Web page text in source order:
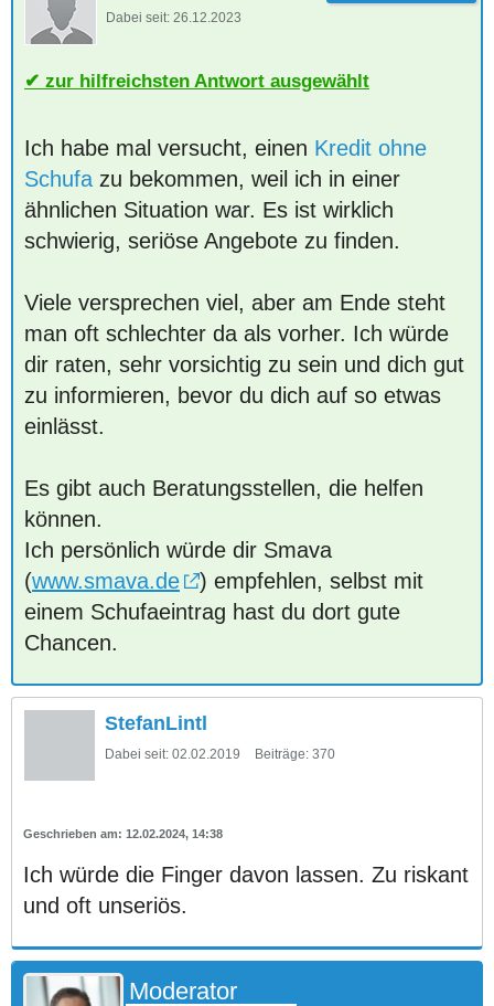
Dabei seit: 26.12.2023
zur hilfreichsten Antwort ausgewählt
Ich habe mal versucht, einen Kredit ohne
Schufa zu bekommen, weil ich in einer
ähnlichen Situation war. Es ist wirklich
schwierig, seriöse Angebote zu finden.
Viele versprechen viel, aber am Ende steht
man oft schlechter da als vorher. Ich würde
dir raten, sehr vorsichtig zu sein und dich gut
zu informieren, bevor du dich auf so etwas
einlässt.
Es gibt auch Beratungsstellen, die helfen
können.
Ich persönlich würde dir Smava
(www.smava.de
) empfehlen, selbst mit
einem Schufaeintrag hast du dort gute
Chancen.
StefanLintl
Dabei seit: 02.02.2019 Beiträge: 370
12.02.2024, 14:38
Ich würde die Finger davon lassen. Zu riskant
und oft unseriös.
Moderator